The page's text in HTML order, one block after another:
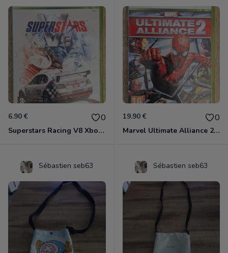
6.90 € 0
Superstars Racing V8 Xbox 360
19.90 € 0
Marvel Ultimate Alliance 2 Xbox 360
Sébastien seb63 Sébastien seb63